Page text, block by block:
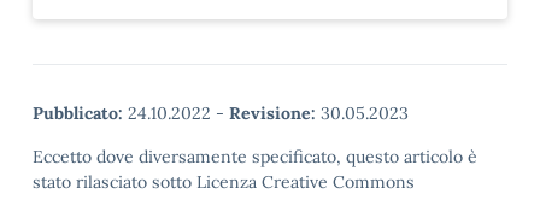
Pubblicato: 24.10.2022 - Revisione: 30.05.2023
Eccetto dove diversamente specificato, questo articolo è
stato rilasciato sotto Licenza Creative Commons